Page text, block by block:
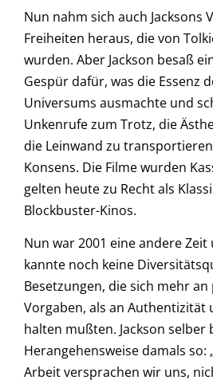
Nun nahm sich auch Jacksons
Freiheiten heraus, die von
wurden. Aber Jackson besaß
Gespür dafür, was die Essenz
Universums ausmachte und
Unkenrufe zum Trotz, die
die Leinwand zu
Konsens. Die Filme wurden
gelten heute zu Recht als
Blockbuster-Kinos.
Nun war 2001 eine andere
kannte noch keine
Besetzungen, die sich mehr
Vorgaben, als an Authentizität
halten mußten. Jackson selber
Herangehensweise damals so:
Arbeit versprachen wir uns,